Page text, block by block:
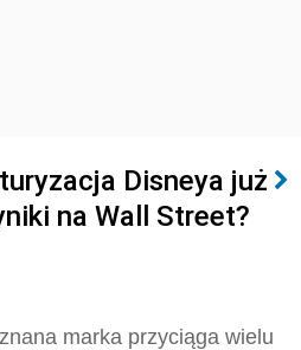
Disneya już
na Wall Street?
marka przyciąga wielu